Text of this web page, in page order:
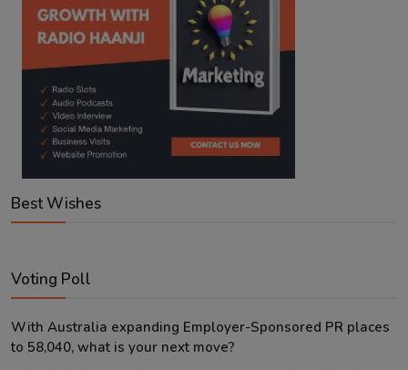
Best Wishes
Voting Poll
With Australia expanding Employer-Sponsored PR places
to 58,040, what is your next move?